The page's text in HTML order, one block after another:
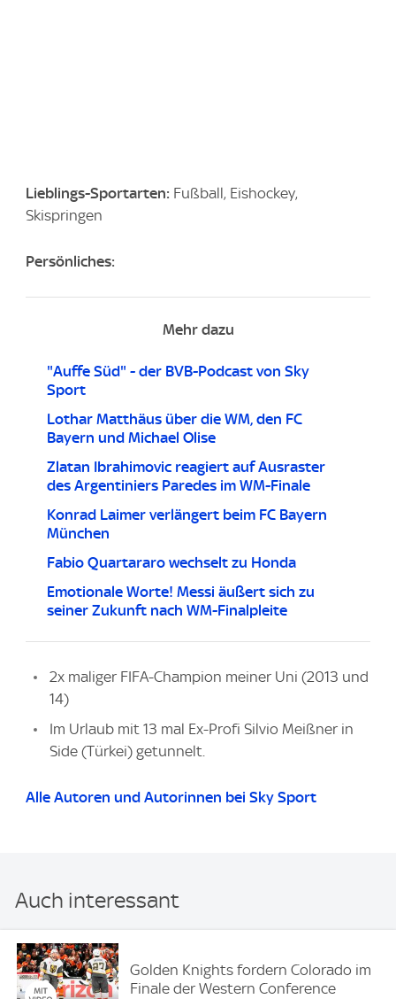
Lieblings-Sportarten: Fußball, Eishockey,
Skispringen
Persönliches:
Mehr dazu
"Auffe Süd" - der BVB-Podcast von Sky
Sport
Lothar Matthäus über die WM, den FC
Bayern und Michael Olise
Zlatan Ibrahimovic reagiert auf Ausraster
des Argentiniers Paredes im WM-Finale
Konrad Laimer verlängert beim FC Bayern
München
Fabio Quartararo wechselt zu Honda
Emotionale Worte! Messi äußert sich zu
seiner Zukunft nach WM-Finalpleite
2x maliger FIFA-Champion meiner Uni (2013 und
14)
Im Urlaub mit 13 mal Ex-Profi Silvio Meißner in
Side (Türkei) getunnelt.
Alle Autoren und Autorinnen bei Sky Sport
Auch interessant
Golden Knights fordern Colorado im
Finale der Western Conference